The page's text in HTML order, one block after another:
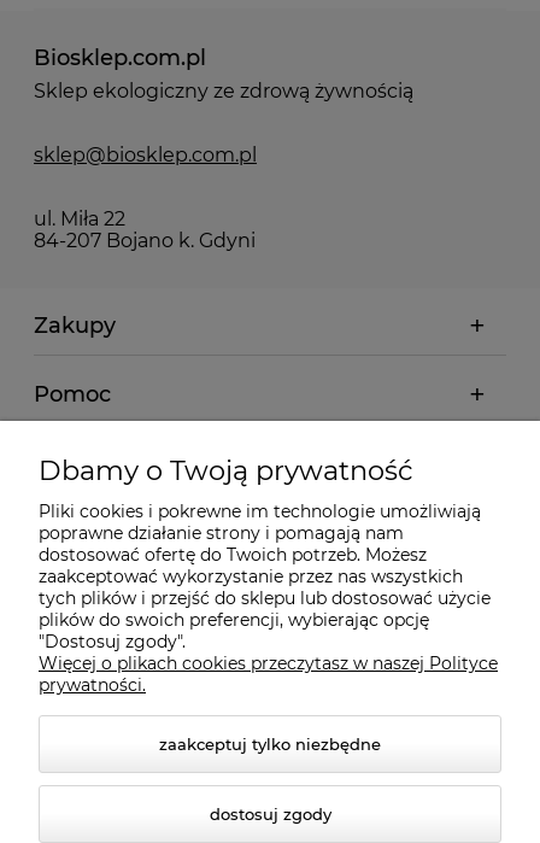
Biosklep.com.pl
Sklep ekologiczny ze zdrową żywnością
sklep@biosklep.com.pl
ul. Miła 22
84-207 Bojano k. Gdyni
Zakupy
Pomoc
Moje konto
Informacje
O nas
Kontakt
Dbamy o Twoją prywatność
Pliki cookies i pokrewne im technologie umożliwiają
poprawne działanie strony i pomagają nam
dostosować ofertę do Twoich potrzeb. Możesz
zaakceptować wykorzystanie przez nas wszystkich
tych plików i przejść do sklepu lub dostosować użycie
plików do swoich preferencji, wybierając opcję
"Dostosuj zgody".
Więcej o plikach cookies przeczytasz w naszej Polityce
prywatności.
zaakceptuj tylko niezbędne
dostosuj zgody